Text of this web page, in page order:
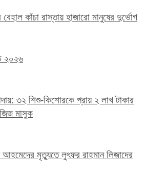
বেহাল কাঁচা রাস্তায় হাজারো মানুষের দুর্ভোগ
২০২৬
৩২ শিশু-কিশোরকে প্রায় ২ লাখ টাকার
মাসুক
মৃত্যুতে লুৎফর রাহমান লিজাদের